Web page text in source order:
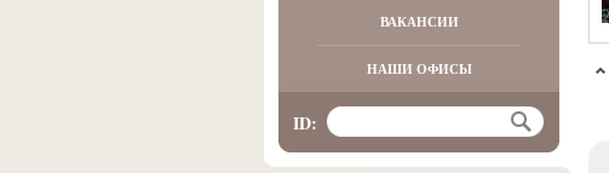
ВАКАНСИИ
НАШИ ОФИСЫ
ID: